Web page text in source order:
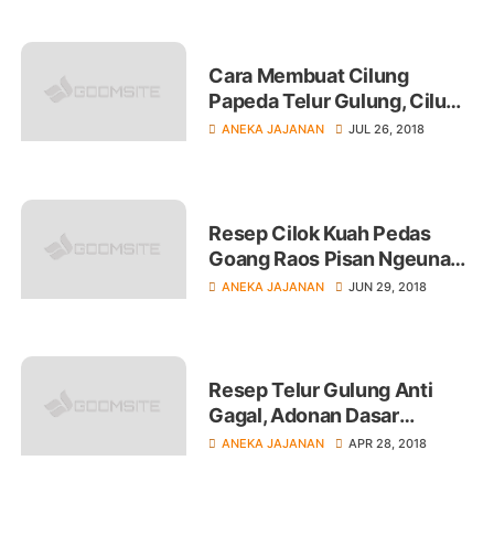
Cara Membuat Cilung
Papeda Telur Gulung, Cilung
Telur, Telur Puyuh & Tanpa
ANEKA JAJANAN JUL 26, 2018
Resep Cilok Kuah Pedas
Goang Raos Pisan Ngeunah
Seuhah
ANEKA JAJANAN JUN 29, 2018
Resep Telur Gulung Anti
Gagal, Adonan Dasar
Ekonomis Untuk Jualan
ANEKA JAJANAN APR 28, 2018